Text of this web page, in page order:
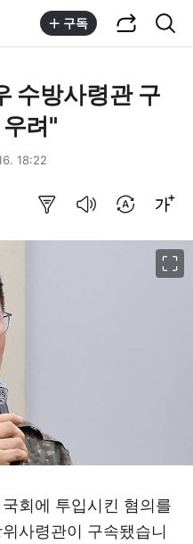
구독
수방사령관 구
려"
18:22
회에 투입시킨 혐의를
사령관이 구속됐습니